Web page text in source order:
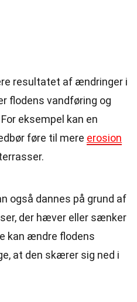
resultatet af ændringer i
flodens vandføring og
eksempel kan en
føre til mere erosion
også dannes på grund af
der hæver eller sænker
kan ændre flodens
at den skærer sig ned i